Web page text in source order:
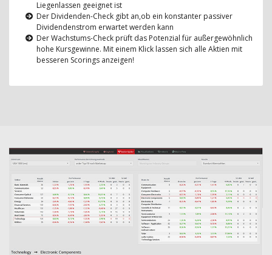
Liegenlassen geeignet ist
Der Dividenden-Check gibt an,ob ein konstanter passiver
Dividendenstrom erwartet werden kann
Der Wachstums-Check prüft das Potenzial für außergewöhnlich
hohe Kursgewinne. Mit einem Klick lassen sich alle Aktien mit
besseren Scorings anzeigen!